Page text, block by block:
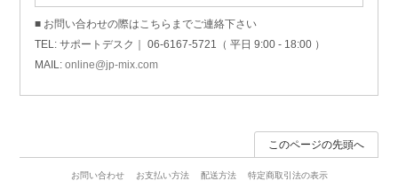
■ お問い合わせの際はこちらまでご連絡下さい
TEL: サポートデスク｜ 06-6167-5721（ 平日 9:00 - 18:00 ）
MAIL: online@jp-mix.com
このページの先頭へ
お問い合わせ お支払い方法 配送方法 特定商取引法の表示